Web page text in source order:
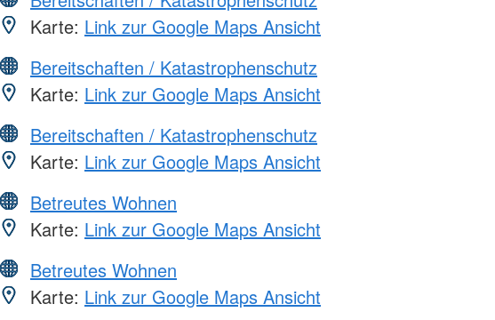
Karte: Link zur Google Maps Ansicht
Bereitschaften / Katastrophenschutz
Karte: Link zur Google Maps Ansicht
Bereitschaften / Katastrophenschutz
Karte: Link zur Google Maps Ansicht
Betreutes Wohnen
Karte: Link zur Google Maps Ansicht
Betreutes Wohnen
Karte: Link zur Google Maps Ansicht